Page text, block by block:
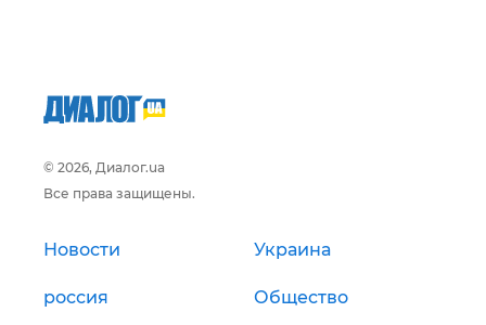
© 2026, Диалог.ua
Все права защищены.
Новости Украина
россия Общество